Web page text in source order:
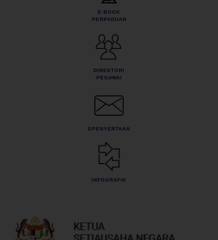
E-BOOK
PERPADUAN
DIREKTORI
PEGAWAI
EPENYERTAAN
INFOGRAFIK